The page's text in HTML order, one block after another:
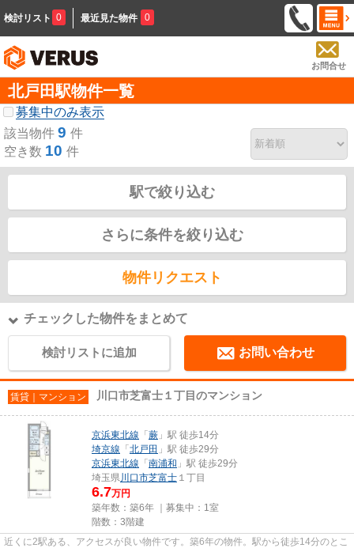
検討リスト 0 最近見た物件 0
お問合せ
北戸田駅物件一覧
募集中のみ表示
該当物件 9 件
空き数 10 件
駅で絞り込む
さらに条件を絞り込む
物件リクエスト
チェックした物件をまとめて
検討リストに追加 お問い合わせ
賃貸｜マンション 川口市芝富士１丁目のマンション
京浜東北線 「 蕨 」駅 徒歩14分
埼京線 「 北戸田 」駅 徒歩29分
京浜東北線 「 南浦和 」駅 徒歩29分
埼玉県川口市芝富士 １丁目
6.7万円
築年数：築6年 ｜募集中： 1室
階数：3階建
近くに2駅ある、アクセスが良い物件です。築6年の物件。駅から徒歩14分のとこ